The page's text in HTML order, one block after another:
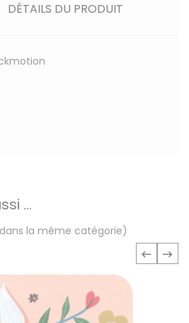
DÉTAILS DU PRODUIT
...
la même catégorie)